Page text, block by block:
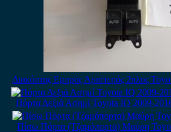
Διακόπτης Εμπρός Αριστερός 2πλος
Πόρτα Δεξιά Ασημί Toyota IQ 2009-
Πίσω Πόρτα (Τζαμόπορτα) Μαύρη